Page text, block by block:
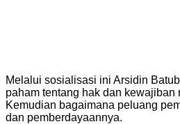
Melalui sosialisasi ini Arsidin
paham tentang hak dan kewajiban
Kemudian bagaimana peluang
dan pemberdayaannya.